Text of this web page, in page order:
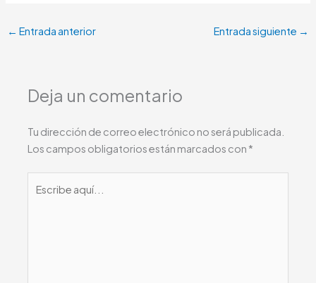
← Entrada anterior Entrada siguiente →
Deja un comentario
Tu dirección de correo electrónico no será publicada.
Los campos obligatorios están marcados con *
aquí...